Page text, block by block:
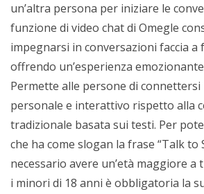
un’altra persona per iniziare le
funzione di video chat di Omegle
impegnarsi in conversazioni faccia a
offrendo un’esperienza
Permette alle persone di
personale e interattivo rispetto alla
tradizionale basata sui testi. Per
che ha come slogan la frase “Talk to
necessario avere un’età maggiore
i minori di 18 anni è obbligatoria la